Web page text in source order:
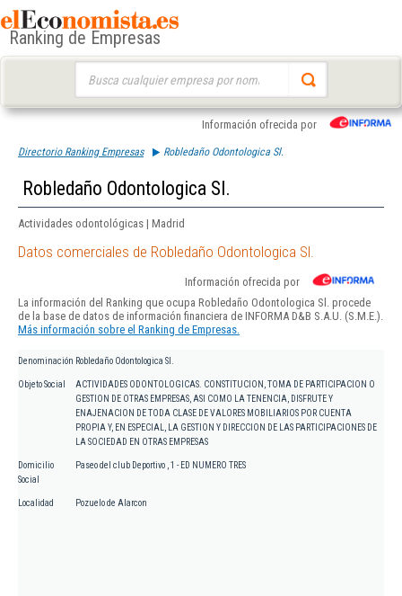
Ranking de Empresas
Información ofrecida por
Directorio Ranking Empresas Robledaño Odontologica Sl.
Robledaño Odontologica Sl.
Actividades odontológicas | Madrid
Datos comerciales de Robledaño Odontologica Sl.
Información ofrecida por
La información del Ranking que ocupa Robledaño Odontologica Sl. procede
de la base de datos de información financiera de INFORMA D&B S.A.U. (S.M.E.).
Más información sobre el Ranking de Empresas.
Denominación Robledaño Odontologica Sl.
Objeto Social
ACTIVIDADES ODONTOLOGICAS. CONSTITUCION, TOMA DE PARTICIPACION O
GESTION DE OTRAS EMPRESAS, ASI COMO LA TENENCIA, DISFRUTE Y
ENAJENACION DE TODA CLASE DE VALORES MOBILIARIOS POR CUENTA
PROPIA Y, EN ESPECIAL, LA GESTION Y DIRECCION DE LAS PARTICIPACIONES DE
LA SOCIEDAD EN OTRAS EMPRESAS
Domicilio
Social
Paseo del club Deportivo , 1 - ED NUMERO TRES
Localidad Pozuelo de Alarcon